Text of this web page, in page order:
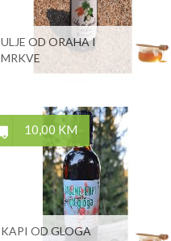
ULJE OD ORAHA I
MRKVE
10,00 KM
KAPI OD GLOGA